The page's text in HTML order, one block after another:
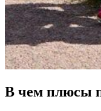
В чем плюсы